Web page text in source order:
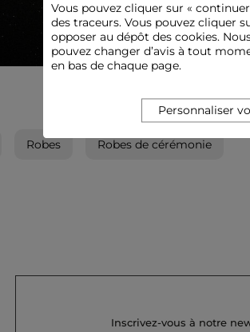
Robes Robes de cérémonie
Inscrivez-vous à notre
Vous pouvez cliquer sur «
des traceurs. Vous pouvez cliquer
opposer au dépôt des cookies.
pouvez changer d’avis à tout
en bas de chaque page.
Personnaliser